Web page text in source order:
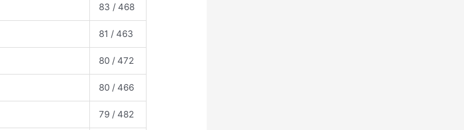
83 / 468
81 / 463
80 / 472
80 / 466
79 / 482